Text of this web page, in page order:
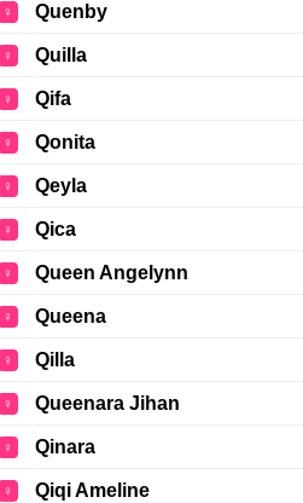
♀ Quenby
♀ Quilla
♀ Qifa
♀ Qonita
♀ Qeyla
♀ Qica
♀ Queen Angelynn
♀ Queena
♀ Qilla
♀ Queenara Jihan
♀ Qinara
♀ Qiqi Ameline